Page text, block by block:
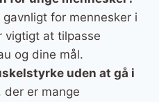
for mennesker i
vigtigt at tilpasse
og dine mål.
uden at gå i
der er mange